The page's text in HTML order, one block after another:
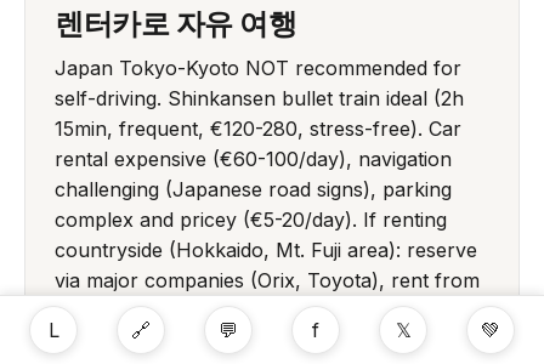
렌터카로 자유 여행
Japan Tokyo-Kyoto NOT recommended for
self-driving. Shinkansen bullet train ideal (2h
15min, frequent, €120-280, stress-free). Car
rental expensive (€60-100/day), navigation
challenging (Japanese road signs), parking
complex and pricey (€5-20/day). If renting
countryside (Hokkaido, Mt. Fuji area): reserve
via major companies (Orix, Toyota), rent from
airports for English support, use portable Wi-
Fi + offline Google Maps, right-hand driving
L 🔗 💬 f 𝕏 💚